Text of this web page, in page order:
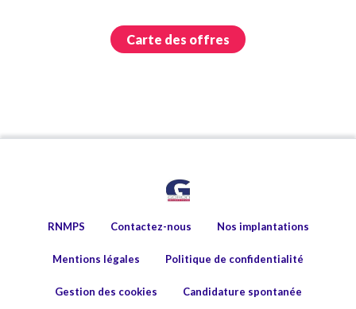
Carte des offres
RNMPS Contactez-nous Nos implantations
Mentions légales Politique de confidentialité
Gestion des cookies Candidature spontanée